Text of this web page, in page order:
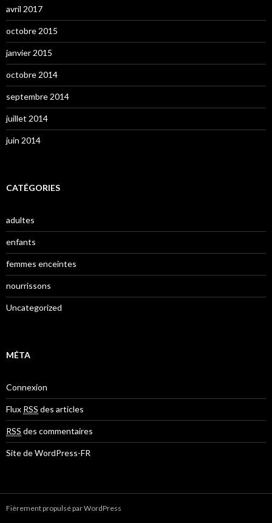
avril 2017
octobre 2015
janvier 2015
octobre 2014
septembre 2014
juillet 2014
juin 2014
CATÉGORIES
adultes
enfants
femmes enceintes
nourrissons
Uncategorized
MÉTA
Connexion
Flux RSS des articles
RSS des commentaires
Site de WordPress-FR
Fièrement propulsé par WordPress